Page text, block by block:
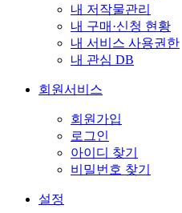
내 저작물관리
내 구매·신청 현황
내 서비스 사용권한
내 관심 DB
회원서비스
회원가입
로그인
아이디 찾기
비밀번호 찾기
설정